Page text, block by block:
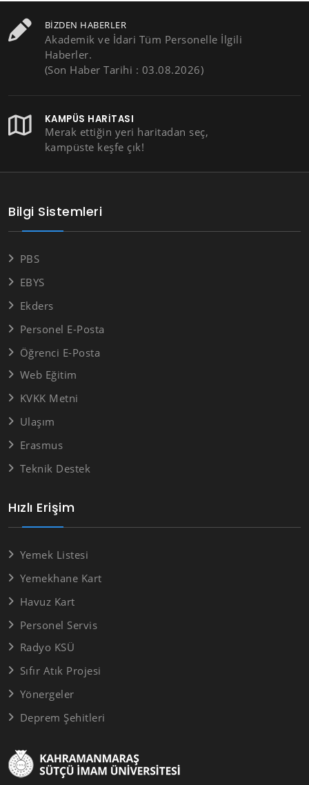
BIZDEN HABERLER
Akademik ve İdari Tüm Personelle İlgili
Haberler.
(Son Haber Tarihi : 03.08.2026)
KAMPÜS HARITASI
Merak ettiğin yeri haritadan seç,
kampüste keşfe çık!
Hızlı Erişim
Yemek Listesi
Yemekhane Kart
Havuz Kart
Personel Servis
Radyo KSÜ
Sıfır Atık Projesi
Yönergeler
Deprem Şehitleri
Bilgi Sistemleri
PBS
EBYS
Ekders
Personel E-Posta
Öğrenci E-Posta
Web Eğitim
KVKK Metni
Ulaşım
Erasmus
Teknik Destek